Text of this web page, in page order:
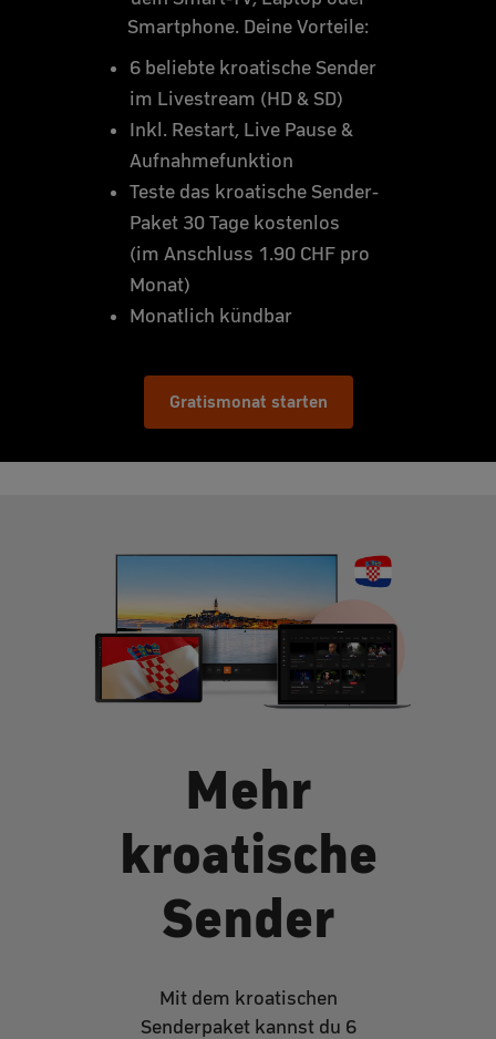
Smartphone. Deine Vorteile:
6 beliebte kroatische Sender
im Livestream (HD & SD)
Inkl. Restart, Live Pause &
Aufnahmefunktion
Teste das kroatische Sender-
Paket 30 Tage kostenlos
(im Anschluss 1.90 CHF pro
Monat)
Monatlich kündbar
Gratismonat starten
Mehr
kroatische
Sender
Mit dem kroatischen
Senderpaket kannst du 6